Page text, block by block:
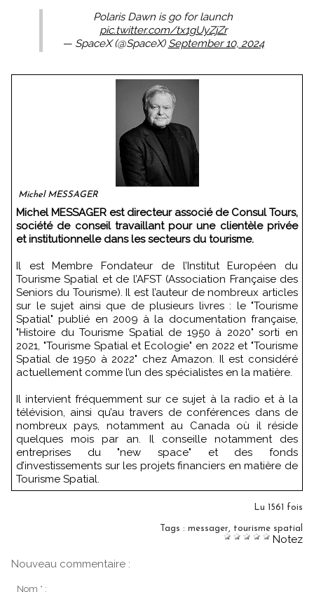
Polaris Dawn is go for launch
pic.twitter.com/tx1gUyZjZr
— SpaceX (@SpaceX) September 10, 2024
Michel MESSAGER
Michel MESSAGER est directeur associé de Consul Tours,
société de conseil travaillant pour une clientèle privée
et institutionnelle dans les secteurs du tourisme.
Il est Membre Fondateur de l’Institut Européen du
Tourisme Spatial et de l’AFST (Association Française des
Seniors du Tourisme). Il est l’auteur de nombreux articles
sur le sujet ainsi que de plusieurs livres : le "Tourisme
Spatial" publié en 2009 à la documentation française,
"Histoire du Tourisme Spatial de 1950 à 2020" sorti en
2021, "Tourisme Spatial et Ecologie" en 2022 et "Tourisme
Spatial de 1950 à 2022" chez Amazon. Il est considéré
actuellement comme l’un des spécialistes en la matière.
Il intervient fréquemment sur ce sujet à la radio et à la
télévision, ainsi qu’au travers de conférences dans de
nombreux pays, notamment au Canada où il réside
quelques mois par an. Il conseille notamment des
entreprises du "new space" et des fonds
d’investissements sur les projets financiers en matière de
Tourisme Spatial.
Lu 1561 fois
Tags : messager, tourisme spatial
Notez
Nouveau commentaire :
Nom * :